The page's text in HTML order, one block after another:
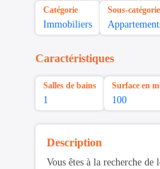
Catégorie
Immobiliers
Sous-catégorie
Caractéristiques
Salles de bains
1
Surface en
100
Description
Vous êtes à la recherche